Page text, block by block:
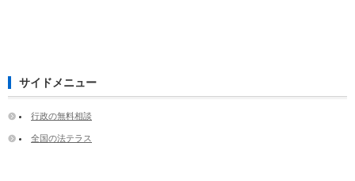
サイドメニュー
行政の無料相談
全国の法テラス